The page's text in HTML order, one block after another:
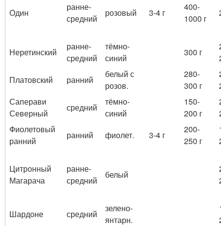
Один
ранне-
средний
розовый 3-4 г
400-
1000 г
Неретинский
ранне-
средний
тёмно-
синий
300 г
Платовский
ранний
белый с
розов.
280-
300 г
Саперави
Северный
средний
тёмно-
синий
150-
200 г
Фиолетовый
ранний
ранний фиолет. 3-4 г
200-
250 г
Цитронный
Магарача
ранне-
средний
белый
Шардоне средний
зелено-
янтарн.